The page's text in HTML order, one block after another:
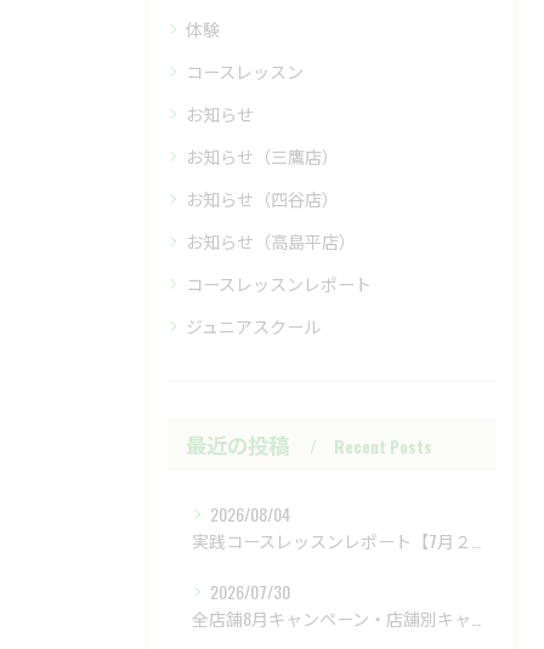
体験
コースレッスン
お知らせ
お知らせ（三鷹店）
お知らせ（四谷店）
お知らせ（高島平店）
コースレッスンレポート
ジュニアスクール
最近の投稿 Recent Posts
2026/08/04
2026/07/30